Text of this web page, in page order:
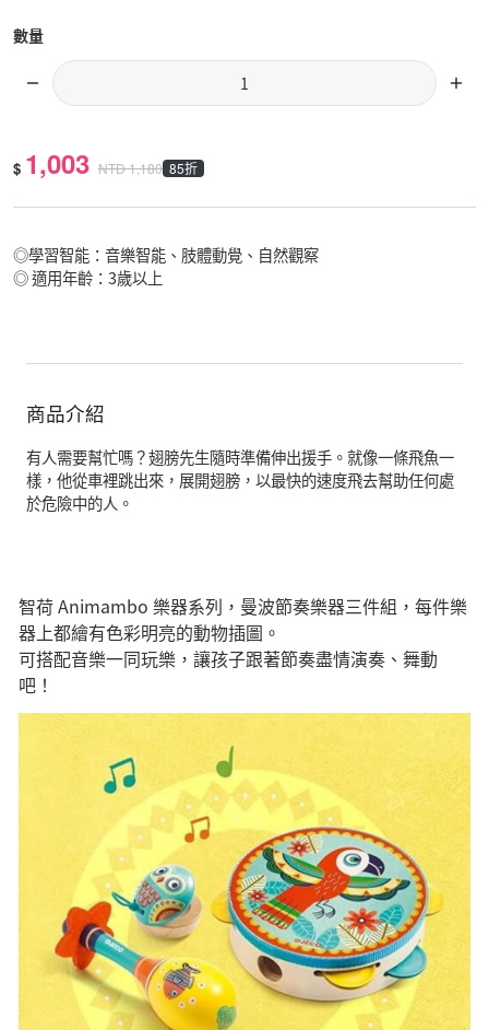
數量
$ 1,003 NTD1,180 85折
◎學習智能：音樂智能、肢體動覺、自然觀察
◎ 適用年齡：3歲以上
商品介紹
有人需要幫忙嗎？翅膀先生隨時準備伸出援手。就像一條飛魚一
樣，他從車裡跳出來，展開翅膀，以最快的速度飛去幫助任何處
於危險中的人。
智荷 Animambo 樂器系列，曼波節奏樂器三件組，每件樂
器上都繪有色彩明亮的動物插圖。
可搭配音樂一同玩樂，讓孩子跟著節奏盡情演奏、舞動
吧！